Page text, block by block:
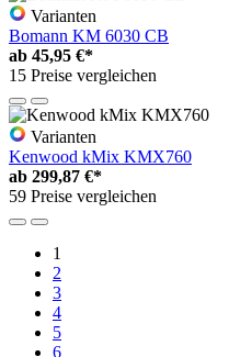
Varianten
Bomann KM 6030 CB
ab 45,95 €*
15 Preise vergleichen
Varianten
Kenwood kMix KMX760
ab 299,87 €*
59 Preise vergleichen
1
2
3
4
5
6